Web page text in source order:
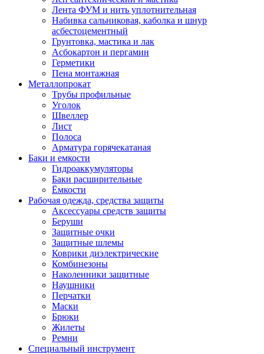
Лента ФУМ и нить уплотнительная
Набивка сальниковая, каболка и шнур
асбестоцементный
Грунтовка, мастика и лак
Асбокартон и пергамин
Герметики
Пена монтажная
Металлопрокат
Трубы профильные
Уголок
Швеллер
Лист
Полоса
Арматура горячекатаная
Баки и емкости
Гидроаккумуляторы
Баки расширительные
Ёмкости
Рабочая одежда, средства защиты
Аксессуары средств защиты
Беруши
Защитные очки
Защитные шлемы
Коврики диэлектрические
Комбинезоны
Наколенники защитные
Наушники
Перчатки
Маски
Брюки
Жилеты
Ремни
Специальный инструмент